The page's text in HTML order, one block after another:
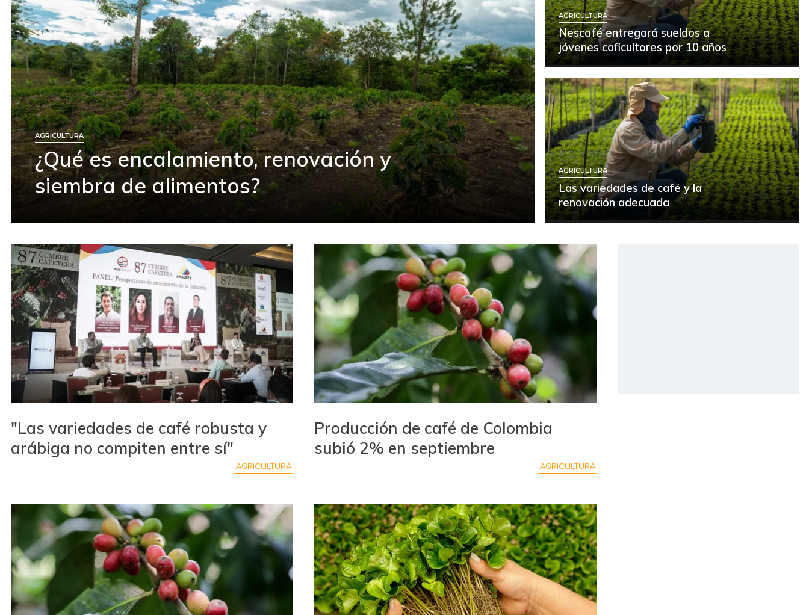
AGRICULTURA
¿Qué es encalamiento, renovación y
siembra de alimentos?
AGRICULTURA
Nescafé entregará sueldos a
jóvenes caficultores por 10 años
AGRICULTURA
Las variedades de café y la
renovación adecuada
"Las variedades de café robusta y
arábiga no compiten entre sí"
AGRICULTURA
Producción de café de Colombia
subió 2% en septiembre
AGRICULTURA